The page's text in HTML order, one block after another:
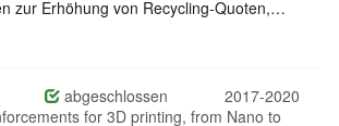
zur Erhöhung von Recycling-Quoten,…
abgeschlossen
2017-2020
for 3D printing, from Nano to